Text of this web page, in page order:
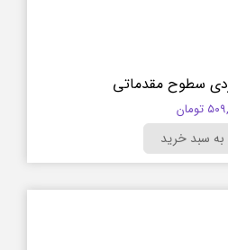
سطوح مقدماتی
تومان
به سبد خرید